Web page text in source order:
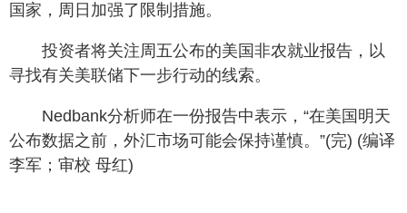
国家，周日加强了限制措施。
投资者将关注周五公布的美国非农就业报告，以
寻找有关美联储下一步行动的线索。
Nedbank分析师在一份报告中表示，“在美国明天
公布数据之前，外汇市场可能会保持谨慎。”(完) (编译
李军；审校 母红)